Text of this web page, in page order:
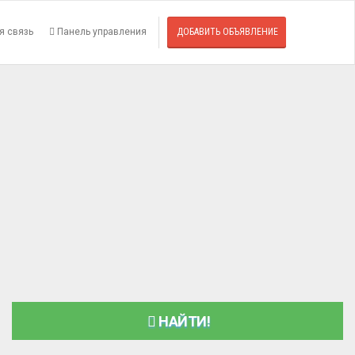
связь Панель управления ДОБАВИТЬ ОБЪЯВЛЕНИЕ
НАЙТИ!